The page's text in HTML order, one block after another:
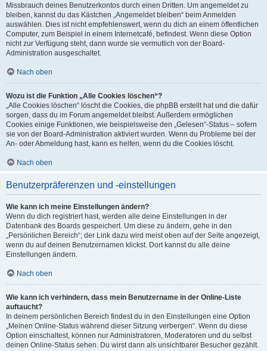
Missbrauch deines Benutzerkontos durch einen Dritten. Um angemeldet zu
bleiben, kannst du das Kästchen „Angemeldet bleiben“ beim Anmelden
auswählen. Dies ist nicht empfehlenswert, wenn du dich an einem öffentlichen
Computer, zum Beispiel in einem Internetcafé, befindest. Wenn diese Option
nicht zur Verfügung steht, dann wurde sie vermutlich von der Board-
Administration ausgeschaltet.
Nach oben
Wozu ist die Funktion „Alle Cookies löschen“?
„Alle Cookies löschen“ löscht die Cookies, die phpBB erstellt hat und die dafür
sorgen, dass du im Forum angemeldet bleibst. Außerdem ermöglichen
Cookies einige Funktionen, wie beispielsweise den „Gelesen“-Status – sofern
sie von der Board-Administration aktiviert wurden. Wenn du Probleme bei der
An- oder Abmeldung hast, kann es helfen, wenn du die Cookies löscht.
Nach oben
Benutzerpräferenzen und -einstellungen
Wie kann ich meine Einstellungen ändern?
Wenn du dich registriert hast, werden alle deine Einstellungen in der
Datenbank des Boards gespeichert. Um diese zu ändern, gehe in den
„Persönlichen Bereich“; der Link dazu wird meist oben auf der Seite angezeigt,
wenn du auf deinen Benutzernamen klickst. Dort kannst du alle deine
Einstellungen ändern.
Nach oben
Wie kann ich verhindern, dass mein Benutzername in der Online-Liste
auftaucht?
In deinem persönlichen Bereich findest du in den Einstellungen eine Option
„Meinen Online-Status während dieser Sitzung verbergen“. Wenn du diese
Option einschaltest, können nur Administratoren, Moderatoren und du selbst
deinen Online-Status sehen. Du wirst dann als unsichtbarer Besucher gezählt.